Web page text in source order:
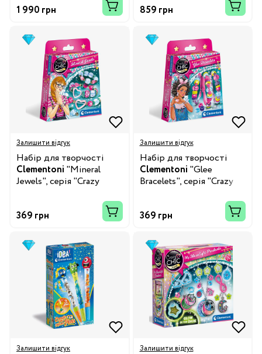
1 990 грн
859 грн
Залишити відгук
Набір для творчості
Clementoni "Mineral
Jewels", серія "Crazy
369 грн
Залишити відгук
Набір для творчості
Clementoni "Glee
Bracelets", серія "Crazy
369 грн
Залишити відгук Залишити відгук